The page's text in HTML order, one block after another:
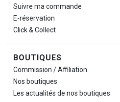
Suivre ma commande
E-réservation
Click & Collect
BOUTIQUES
Commission / Affiliation
Nos boutiques
Les actualités de nos boutiques